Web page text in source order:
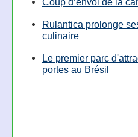
Rulantica prolonge
culinaire
Le premier parc
portes au Brésil